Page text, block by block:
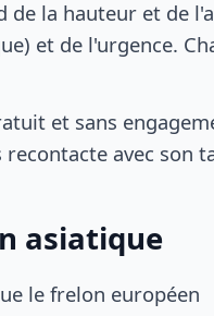
la hauteur et de
et de l'urgence.
et sans
avec son
asiatique
le frelon européen